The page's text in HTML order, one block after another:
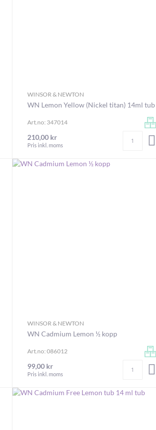
LÄGG I VARUKORGEN
WINSOR & NEWTON
WN Lemon Yellow (Nickel titan) 14ml tub
Art.no: 347014
210,00 kr
Pris inkl. moms
LÄGG I VARUKORGEN
WINSOR & NEWTON
WN Cadmium Lemon ½ kopp
Art.no: 086012
99,00 kr
Pris inkl. moms